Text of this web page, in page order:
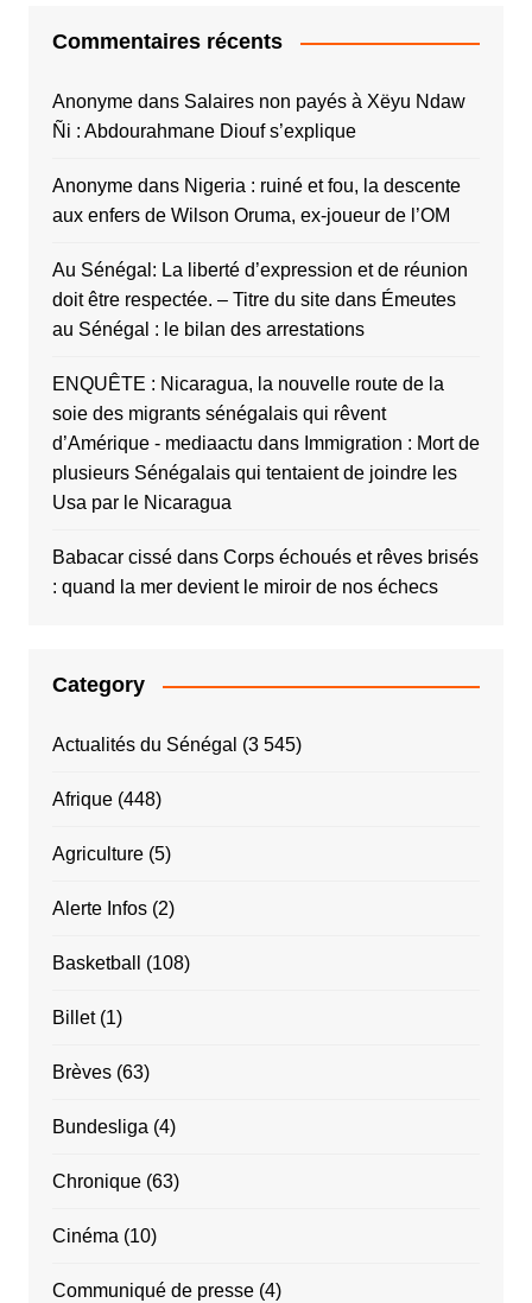
Commentaires récents
Anonymedans Salaires non payés à Xëyu Ndaw
Ñi : Abdourahmane Diouf s’explique
Anonymedans Nigeria : ruiné et fou, la descente
aux enfers de Wilson Oruma, ex-joueur de l’OM
Au Sénégal: La liberté d’expression et de réunion
doit être respectée. – Titre du sitedans Émeutes
au Sénégal : le bilan des arrestations
ENQUÊTE : Nicaragua, la nouvelle route de la
soie des migrants sénégalais qui rêvent
d’Amérique - mediaactu dans Immigration : Mort de
plusieurs Sénégalais qui tentaient de joindre les
Usa par le Nicaragua
Babacar cissédans Corps échoués et rêves brisés
: quand la mer devient le miroir de nos échecs
Category
Actualités du Sénégal (3 545)
Afrique(448)
Agriculture(5)
Alerte Infos(2)
Basketball (108)
Billet(1)
Brèves(63)
Bundesliga(4)
Chronique(63)
Cinéma(10)
Communiqué de presse(4)